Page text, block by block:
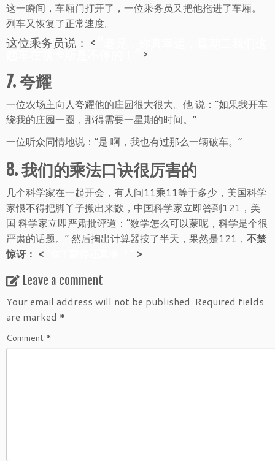
这一瞬间，车厢门打开了，一位乘务员又把他拖进了车厢。
列车又恢复了正常速度。
这位乘务员说： <
>
7. 夸耀
一位农场主向人夸耀他的庄园很大很大。他 说：“如果我开车
绕我的庄园一圈，那得需要一星期的时间。”
一位听众同情地说：“是 啊，我也有过那么一辆破车。”
8. 我们的乘法口诀很厉害的
几个科学家在一起开会，有人问11乘11等于多少，美国科学
家恨不得把脚丫子搬出来数，中国科学家立即答到121，美
国 科学家立即严肃批评道：“数学怎么可以蒙呢，科学是个很
严肃的话题。” 然后掏出计算器按了半天，果然是121， 不禁
惊讶： <
>
Leave a comment
Your email address will not be published. Required fields
are marked *
Comment *